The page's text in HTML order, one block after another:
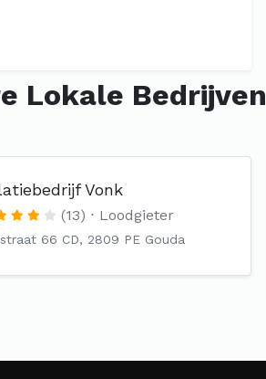
Lokale Bedrijven
Vonk
(13) Loodgieter
66 CD, 2809 PE Gouda